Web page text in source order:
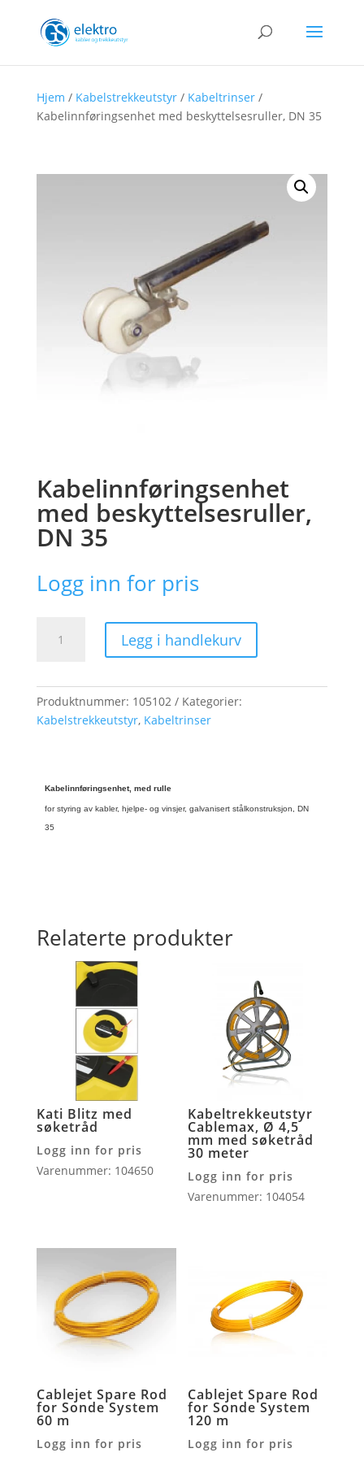
Hjem / Kabelstrekkeutstyr/ Kabeltrinser/
Kabelinnføringsenhet med beskyttelsesruller, DN 35
Kabelinnføringsenhet
med beskyttelsesruller,
DN 35
Logg inn for pris
Kabelinnføringsenhet
35
antall
Legg i handlekurv
Produktnummer: 105102
Kategorier:
Kabelstrekkeutstyr, Kabeltrinser
Kabelinnføringsenhet, med rulle
for styring av kabler, hjelpe- og vinsjer, galvanisert stålkonstruksjon, DN
35
Relaterte produkter
Kati Blitz med
søketråd
Logg inn for pris
Varenummer: 104650
Kabeltrekkeutstyr
Cablemax, Ø 4,5
mm med søketråd
30 meter
Logg inn for pris
Varenummer: 104054
Cablejet Spare Rod
for Sonde System
60 m
Logg inn for pris
Cablejet Spare Rod
for Sonde System
120 m
Logg inn for pris